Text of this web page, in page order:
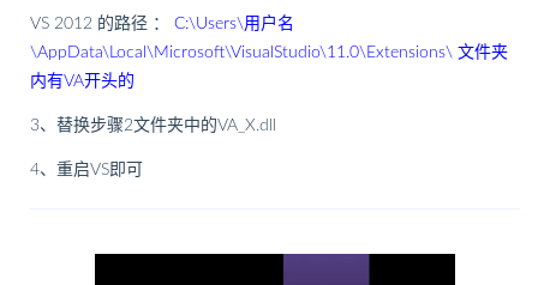
VS 2012 的路径 ： C:\Users\用户名
\AppData\Local\Microsoft\VisualStudio\11.0\Extensions\ 文件夹
内有VA开头的
3、替换步骤2文件夹中的VA_X.dll
4、重启VS即可